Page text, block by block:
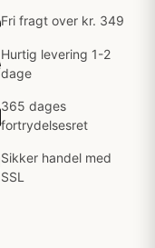
Fri fragt over kr. 349
Hurtig levering 1-2
dage
365 dages
fortrydelsesret
Sikker handel med
SSL